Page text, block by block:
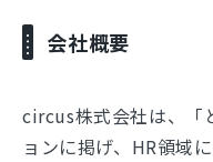
会社概要
circus株式会社は、「
ョンに掲げ、HR領域